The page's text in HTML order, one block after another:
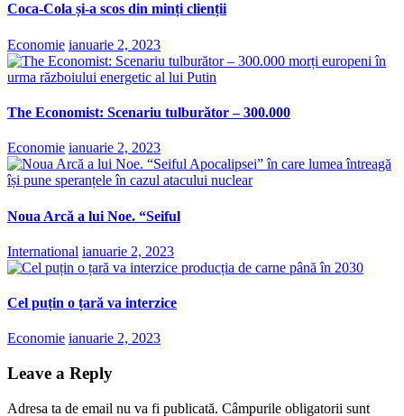
Coca-Cola și-a scos din minți clienții
Economie ianuarie 2, 2023
The Economist: Scenariu tulburător – 300.000
Economie ianuarie 2, 2023
Noua Arcă a lui Noe. “Seiful
International ianuarie 2, 2023
Cel puțin o țară va interzice
Economie ianuarie 2, 2023
Leave a Reply
Adresa ta de email nu va fi publicată. Câmpurile obligatorii sunt